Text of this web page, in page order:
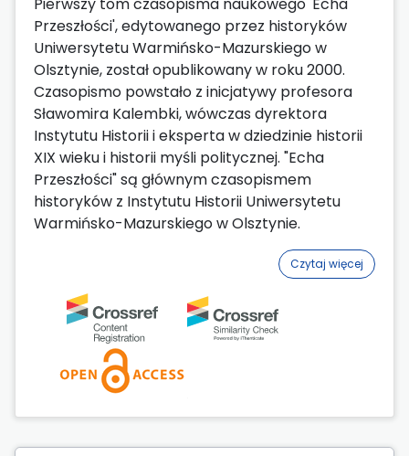
Przeszłości', edytowanego przez historyków
Uniwersytetu Warmińsko-Mazurskiego w
Olsztynie, został opublikowany w roku 2000.
Czasopismo powstało z inicjatywy profesora
Sławomira Kalembki, wówczas dyrektora
Instytutu Historii i eksperta w dziedzinie historii
XIX wieku i historii myśli politycznej. "Echa
Przeszłości" są głównym czasopismem
historyków z Instytutu Historii Uniwersytetu
Warmińsko-Mazurskiego w Olsztynie.
Czytaj więcej